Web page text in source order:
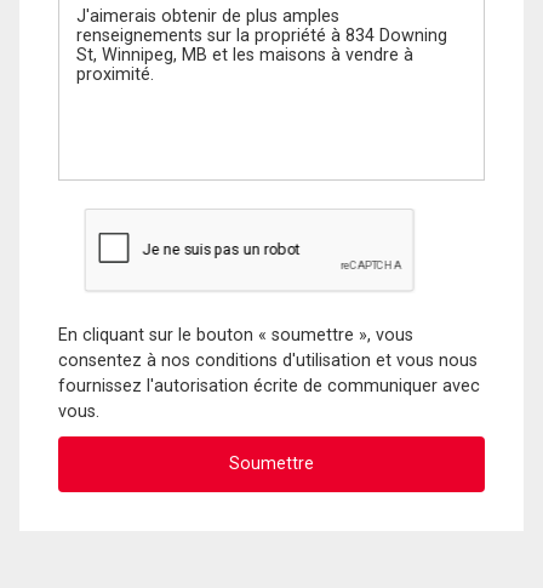
En cliquant sur le bouton « soumettre », vous
consentez à nos conditions d'utilisation et vous nous
fournissez l'autorisation écrite de communiquer avec
vous.